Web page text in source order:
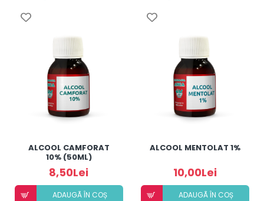
ALCOOL CAMFORAT
10% (50ML)
8,50Lei
ADAUGÃ ÎN COȘ
ALCOOL MENTOLAT 1%
10,00Lei
ADAUGÃ ÎN COȘ